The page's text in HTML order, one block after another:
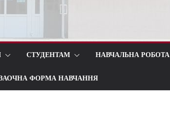
СТУДЕНТАМ НАВЧАЛЬНА РОБОТА
ФОРМА НАВЧАННЯ